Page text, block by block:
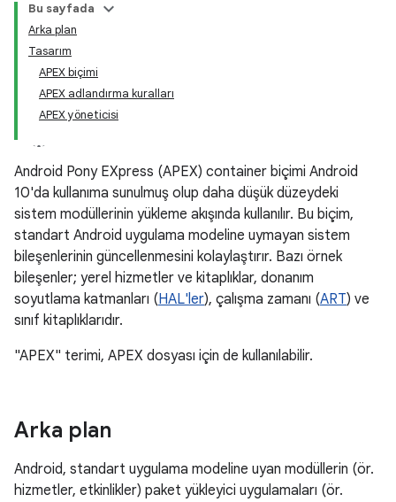
Bu sayfada
Arka plan
Tasarım
APEX biçimi
APEX adlandırma kuralları
APEX yöneticisi
Android Pony EXpress (APEX) container biçimi Android
10'da kullanıma sunulmuş olup daha düşük düzeydeki
sistem modüllerinin yükleme akışında kullanılır. Bu biçim,
standart Android uygulama modeline uymayan sistem
bileşenlerinin güncellenmesini kolaylaştırır. Bazı örnek
bileşenler; yerel hizmetler ve kitaplıklar, donanım
soyutlama katmanları (HAL'ler), çalışma zamanı (ART) ve
sınıf kitaplıklarıdır.
"APEX" terimi, APEX dosyası için de kullanılabilir.
Arka plan
Android, standart uygulama modeline uyan modüllerin (ör.
hizmetler, etkinlikler) paket yükleyici uygulamaları (ör.